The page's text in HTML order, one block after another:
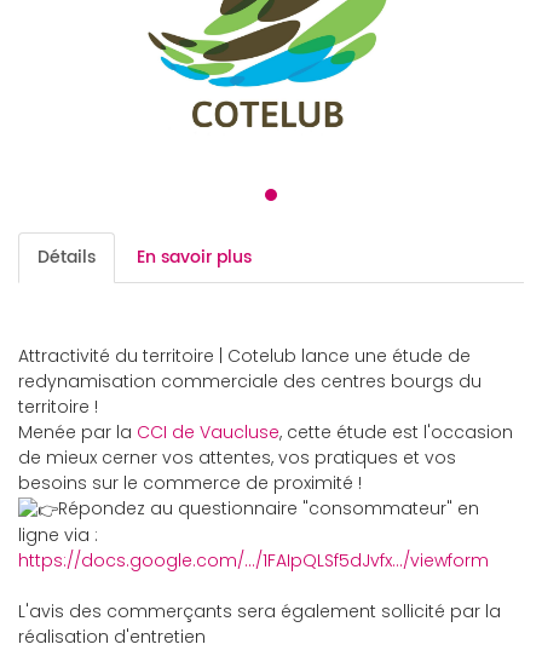
Détails En savoir plus
Attractivité du territoire | Cotelub lance une étude de
redynamisation commerciale des centres bourgs du
territoire !
Menée par la CCI de Vaucluse, cette étude est l'occasion
de mieux cerner vos attentes, vos pratiques et vos
besoins sur le commerce de proximité !
Répondez au questionnaire "consommateur" en
ligne via :
https://docs.google.com/.../1FAIpQLSf5dJvfx.../viewform
L'avis des commerçants sera également sollicité par la
réalisation d'entretien